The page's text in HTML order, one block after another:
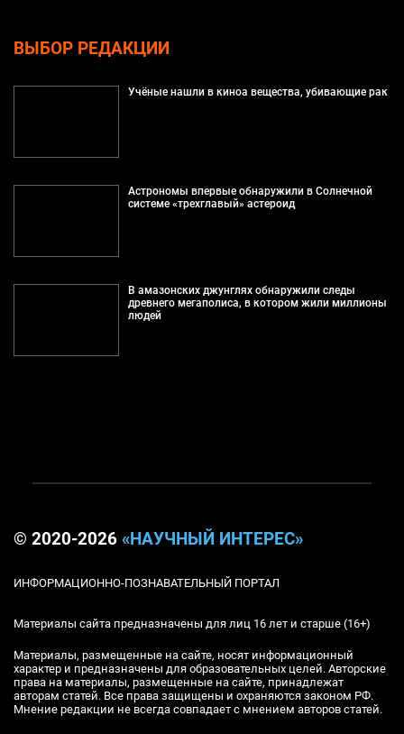
ВЫБОР РЕДАКЦИИ
Учёные нашли в киноа вещества, убивающие рак
Астрономы впервые обнаружили в Солнечной
системе «трехглавый» астероид
В амазонских джунглях обнаружили следы
древнего мегаполиса, в котором жили миллионы
людей
© 2020-2026 «НАУЧНЫЙ ИНТЕРЕС»
ИНФОРМАЦИОННО-ПОЗНАВАТЕЛЬНЫЙ ПОРТАЛ
Материалы сайта предназначены для лиц 16 лет и старше (16+)
Материалы, размещенные на сайте, носят информационный
характер и предназначены для образовательных целей. Авторские
права на материалы, размещенные на сайте, принадлежат
авторам статей. Все права защищены и охраняются законом РФ.
Мнение редакции не всегда совпадает с мнением авторов статей.